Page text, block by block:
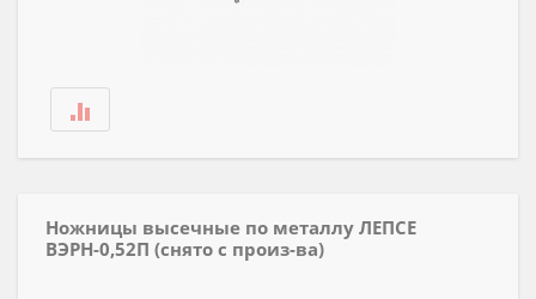
Ножницы высечные по металлу ЛЕПСЕ
ВЭРН-0,52П (снято с произ-ва)